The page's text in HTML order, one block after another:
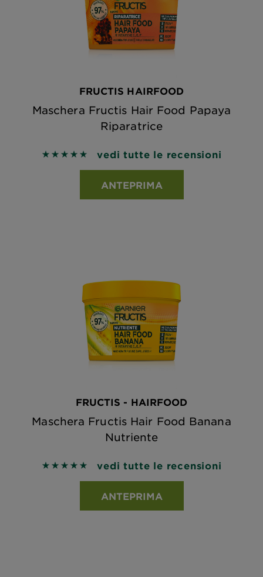
FRUCTIS HAIRFOOD
Maschera Fructis Hair Food Papaya
Riparatrice
5 out of 5 stars based on reviews
vedi tutte le recensioni
ANTEPRIMA
FRUCTIS - HAIRFOOD
Maschera Fructis Hair Food Banana
Nutriente
5 out of 5 stars based on reviews
vedi tutte le recensioni
ANTEPRIMA